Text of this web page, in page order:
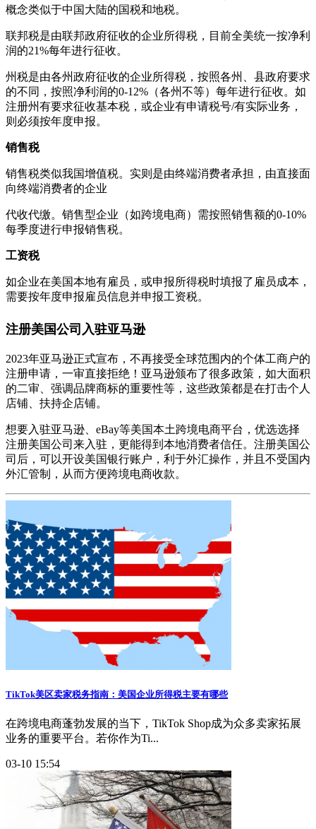
概念类似于中国大陆的国税和地税。
联邦税是由联邦政府征收的企业所得税，目前全美统一按净利
润的21%每年进行征收。
州税是由各州政府征收的企业所得税，按照各州、县政府要求
的不同，按照净利润的0-12%（各州不等）每年进行征收。如
注册州有要求征收基本税，或企业有申请税号/有实际业务，
则必须按年度申报。
销售税
销售税类似我国增值税。实则是由终端消费者承担，由直接面
向终端消费者的企业
代收代缴。销售型企业（如跨境电商）需按照销售额的0-10%
每季度进行申报销售税。
工资税
如企业在美国本地有雇员，或申报所得税时填报了雇员成本，
需要按年度申报雇员信息并申报工资税。
注册美国公司入驻亚马逊
2023年亚马逊正式宣布，不再接受全球范围内的个体工商户的
注册申请，一审直接拒绝！亚马逊颁布了很多政策，如大面积
的二审、强调品牌商标的重要性等，这些政策都是在打击个人
店铺、扶持企店铺。
想要入驻亚马逊、eBay等美国本土跨境电商平台，优选选择
注册美国公司来入驻，更能得到本地消费者信任。注册美国公
司后，可以开设美国银行账户，利于外汇操作，并且不受国内
外汇管制，从而方便跨境电商收款。
TikTok美区卖家税务指南：美国企业所得税主要有哪些
在跨境电商蓬勃发展的当下，TikTok Shop成为众多卖家拓展
业务的重要平台。若你作为Ti...
03-10 15:54